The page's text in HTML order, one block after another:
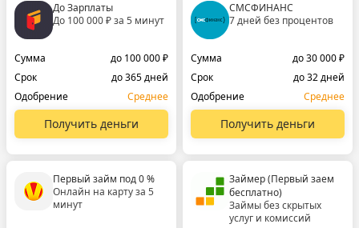
До Зарплаты
До 100 000 ₽ за 5 минут
Сумма
до 100 000 ₽
Срок
до 365 дней
Одобрение
Среднее
Получить деньги
СМСФИНАНС
7 дней без процентов
Сумма
до 30 000 ₽
Срок
до 32 дней
Одобрение
Среднее
Получить деньги
Первый займ под 0 %
Онлайн на карту за 5
минут
Займер (Первый заем
бесплатно)
Займы без скрытых
услуг и комиссий